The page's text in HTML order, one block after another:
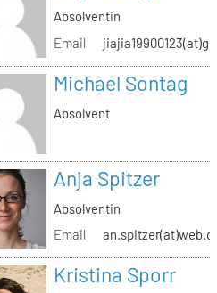
Absolventin
Email
Michael Sontag
Absolvent
Anja Spitzer
Absolventin
Email
Kristina Sporr